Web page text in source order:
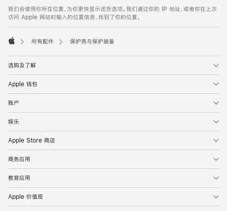
页
页
脚
注
我们会使用你所在位置，为你更快显示送货选项。我们通过你的 IP 地址，或者你在上次
访问 Apple 网站时输入的位置信息，找到了你的位置。
所有配件 保护壳与保护装备
选购及了解
Apple 钱包
账户
娱乐
Apple Store 商店
商务应用
教育应用
Apple 价值观